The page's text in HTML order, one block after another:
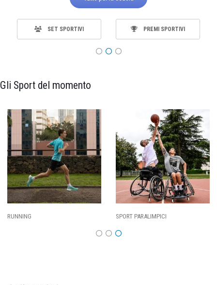
SET SPORTIVI PREMI SPORTIVI
Gli Sport del momento
CALCIO